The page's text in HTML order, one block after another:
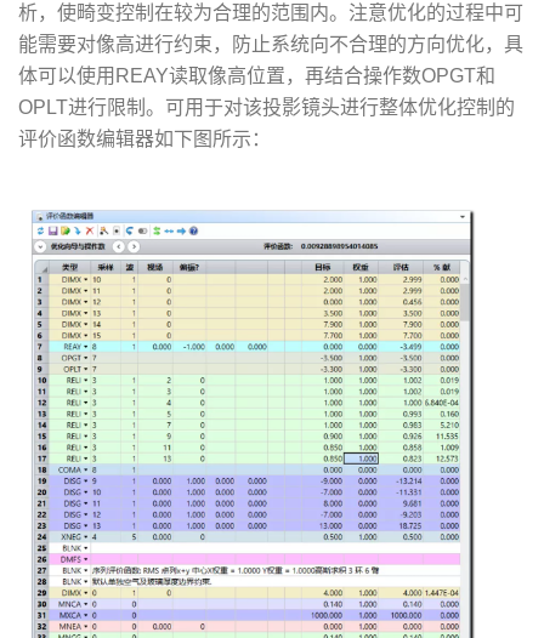
析，使畸变控制在较为合理的范围内。注意优化的过程中可
能需要对像高进行约束，防止系统向不合理的方向优化，具
体可以使用REAY读取像高位置，再结合操作数OPGT和
OPLT进行限制。可用于对该投影镜头进行整体优化控制的
评价函数编辑器如下图所示：